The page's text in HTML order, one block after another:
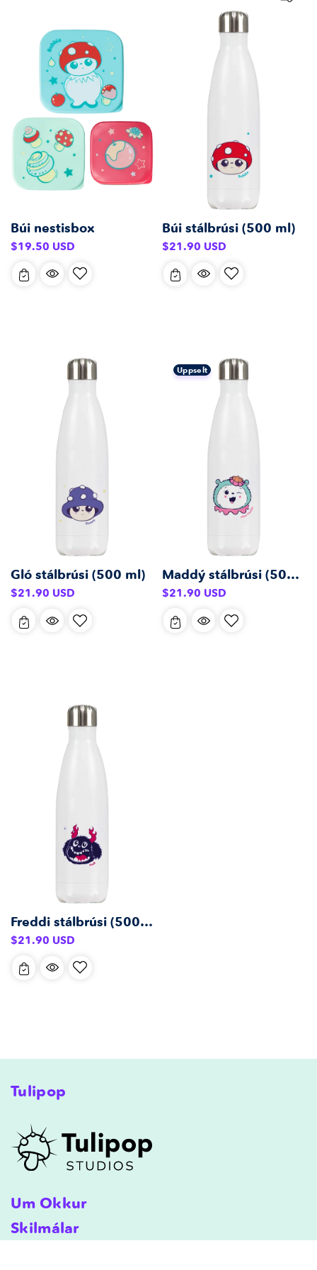
Búi nestisbox
Venjulegt
$19.50 USD
Búi stálbrúsi (500 ml)
Venjulegt
$21.90 USD
Gló stálbrúsi (500 ml)
Venjulegt
$21.90 USD
Uppselt
Maddý stálbrúsi (500 ml)
Venjulegt
$21.90 USD
Freddi stálbrúsi (500 ml)
Venjulegt
$21.90 USD
Tulipop
Um Okkur
Skilmálar